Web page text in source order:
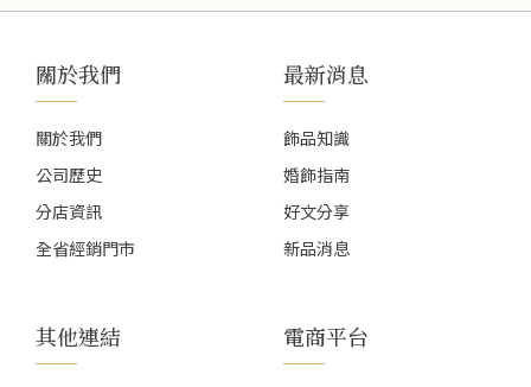
關於我們
關於我們
公司歷史
分店資訊
全省經銷門市
最新消息
飾品知識
婚飾指南
好文分享
新品消息
其他連結 電商平台